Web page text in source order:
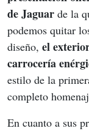
de Jaguar de la
podemos quitar
diseño, el
carrocería
estilo de la
completo
En cuanto a sus